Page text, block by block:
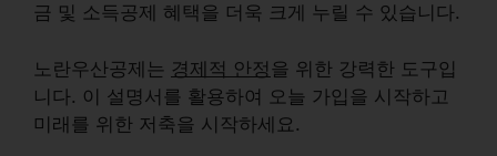
금 및 소득공제 혜택을 더욱 크게 누릴 수 있습니다.
노란우산공제는 경제적 안정 을 위한 강력한 도구입
니다. 이 설명서를 활용하여 오늘 가입을 시작하고
미래를 위한 저축을 시작하세요.